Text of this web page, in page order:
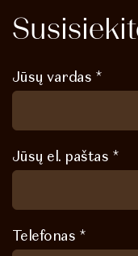
Jūsų vardas *
Jūsų el. paštas *
Telefonas *